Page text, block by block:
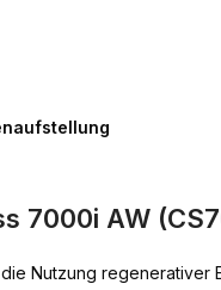
7000i AW
Nutzung